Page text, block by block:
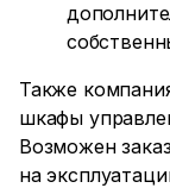
Также
шкафы
Возможен
на